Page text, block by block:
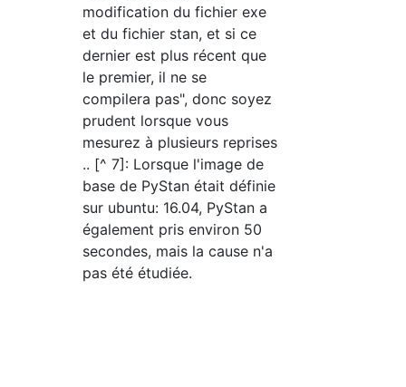
modification du fichier exe
et du fichier stan, et si ce
dernier est plus récent que
le premier, il ne se
compilera pas", donc soyez
prudent lorsque vous
mesurez à plusieurs reprises
.. [^ 7]: Lorsque l'image de
base de PyStan était définie
sur ubuntu: 16.04, PyStan a
également pris environ 50
secondes, mais la cause n'a
pas été étudiée.